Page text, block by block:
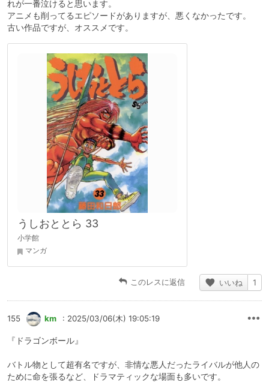
れが一番泣けると思います。
アニメも削ってるエピソードがありますが、悪くなかったです。
古い作品ですが、オススメです。
うしおととら 33
小学館
マンガ
このレスに返信 いいね 1
155 km : 2025/03/06(木) 19:05:19
『ドラゴンボール』
バトル物として超有名ですが、非情な悪人だったライバルが他人の
ために命を張るなど、ドラマティックな場面も多いです。